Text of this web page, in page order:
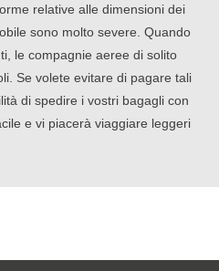
relative alle dimensioni dei
sono molto severe. Quando
le compagnie aeree di solito
Se volete evitare di pagare tali
di spedire i vostri bagagli con
e vi piacerà viaggiare leggeri